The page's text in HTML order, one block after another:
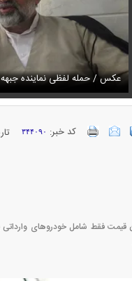
این فیلم از رهبر انقلاب را تاکنون
عکس / حمله لفظی نماینده جبهه
کد خبر: ۳۴۴۰۹۰